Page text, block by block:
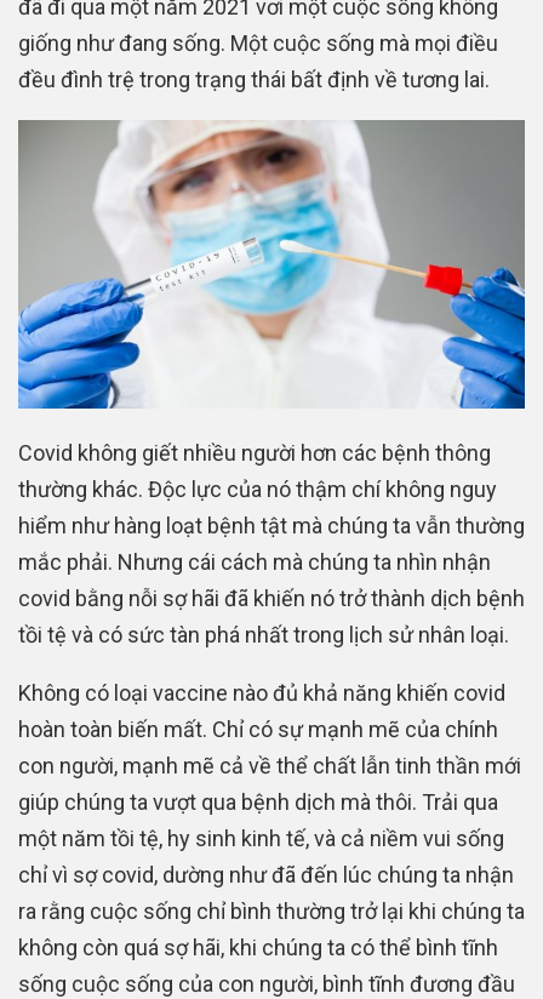
đã đi qua một năm 2021 vơi một cuộc sống không
giống như đang sống. Một cuộc sống mà mọi điều
đều đình trệ trong trạng thái bất định về tương lai.
Covid không giết nhiều người hơn các bệnh thông
thường khác. Độc lực của nó thậm chí không nguy
hiểm như hàng loạt bệnh tật mà chúng ta vẫn thường
mắc phải. Nhưng cái cách mà chúng ta nhìn nhận
covid bằng nỗi sợ hãi đã khiến nó trở thành dịch bệnh
tồi tệ và có sức tàn phá nhất trong lịch sử nhân loại.
Không có loại vaccine nào đủ khả năng khiến covid
hoàn toàn biến mất. Chỉ có sự mạnh mẽ của chính
con người, mạnh mẽ cả về thể chất lẫn tinh thần mới
giúp chúng ta vượt qua bệnh dịch mà thôi. Trải qua
một năm tồi tệ, hy sinh kinh tế, và cả niềm vui sống
chỉ vì sợ covid, dường như đã đến lúc chúng ta nhận
ra rằng cuộc sống chỉ bình thường trở lại khi chúng ta
không còn quá sợ hãi, khi chúng ta có thể bình tĩnh
sống cuộc sống của con người, bình tĩnh đương đầu